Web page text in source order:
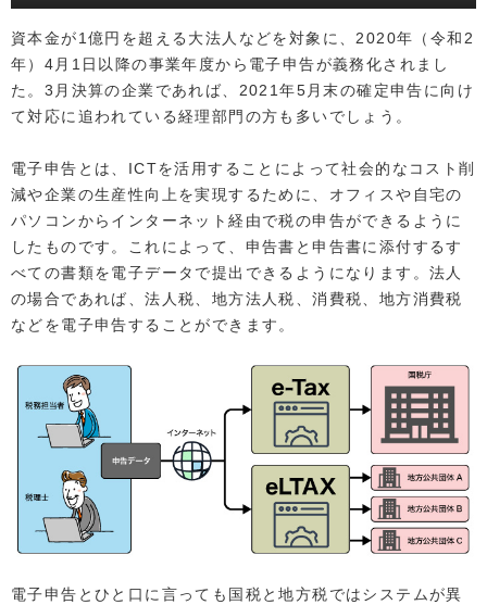
資本金が1億円を超える大法人などを対象に、2020年（令和2
年）4月1日以降の事業年度から電子申告が義務化されまし
た。3月決算の企業であれば、2021年5月末の確定申告に向け
て対応に追われている経理部門の方も多いでしょう。
電子申告とは、ICTを活用することによって社会的なコスト削
減や企業の生産性向上を実現するために、オフィスや自宅の
パソコンからインターネット経由で税の申告ができるように
したものです。これによって、申告書と申告書に添付するす
べての書類を電子データで提出できるようになります。法人
の場合であれば、法人税、地方法人税、消費税、地方消費税
などを電子申告することができます。
電子申告とひと口に言っても国税と地方税ではシステムが異